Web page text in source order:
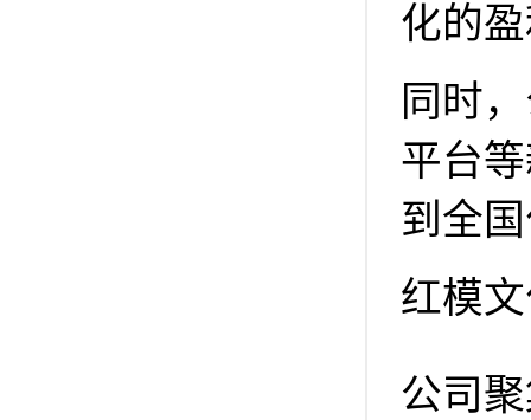
化的
同时
平台
到全
红模
公司